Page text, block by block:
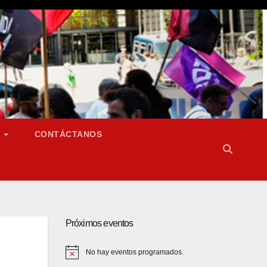
CONTÁCTANOS
Próximos eventos
No hay eventos programados.